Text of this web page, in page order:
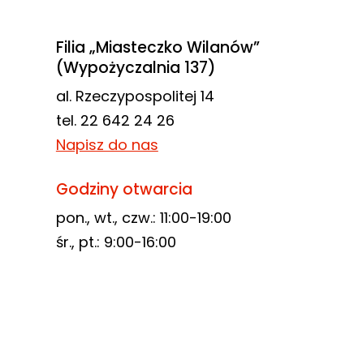
Filia „Miasteczko Wilanów”
(Wypożyczalnia 137)
al. Rzeczypospolitej 14
tel. 22 642 24 26
Napisz do nas
Godziny otwarcia
pon., wt., czw.: 11:00-19:00
śr., pt.: 9:00-16:00